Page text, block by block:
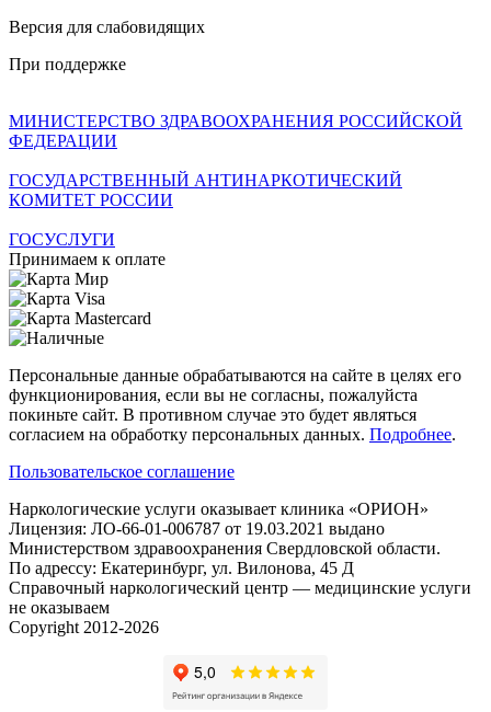
Версия для слабовидящих
При поддержке
МИНИСТЕРСТВО ЗДРАВООХРАНЕНИЯ РОССИЙСКОЙ
ФЕДЕРАЦИИ
ГОСУДАРСТВЕННЫЙ АНТИНАРКОТИЧЕСКИЙ
КОМИТЕТ РОССИИ
ГОСУСЛУГИ
Принимаем к оплате
Персональные данные обрабатываются на сайте в целях его
функционирования, если вы не согласны, пожалуйста
покиньте сайт. В противном случае это будет являться
согласием на обработку персональных данных. Подробнее.
Пользовательское соглашение
Наркологические услуги оказывает клиника «ОРИОН»
Лицензия: ЛО-66-01-006787 от 19.03.2021 выдано
Министерством здравоохранения Свердловской области.
По адрессу: Екатеринбург, ул. Вилонова, 45 Д
Справочный наркологический центр — медицинские услуги
не оказываем
Copyright 2012-2026